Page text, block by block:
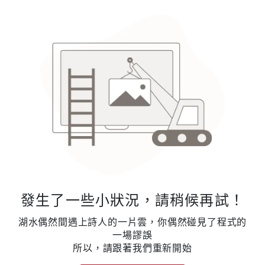
發生了一些小狀況，請稍候再試！
湖水偶然間遇上詩人的一片雲，你偶然碰見了程式的
一場謬誤
所以，請跟著我們重新開始